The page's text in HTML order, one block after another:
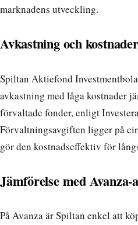
marknadens utveckling.
Avkastning och kostnader
Spiltan Aktiefond
avkastning med låga kostnader
förvaltade fonder, enligt
Förvaltningsavgiften ligger på
gör den kostnadseffektiv för
Jämförelse med
På Avanza är Spiltan enkel att